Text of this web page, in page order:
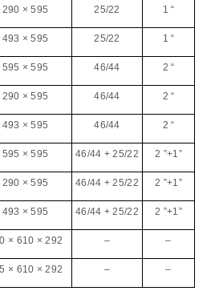
290 × 595 25/22 1 “
493 × 595 25/22 1 “
595 × 595 46/44 2 “
290 × 595 46/44 2 “
493 × 595 46/44 2 “
595 × 595 46/44 + 25/22 2 ”+1”
290 × 595 46/44 + 25/22 2 ”+1”
493 × 595 46/44 + 25/22 2 ”+1”
× 610 × 292 – –
× 610 × 292 – –